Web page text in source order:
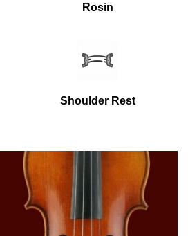
Rosin
Shoulder Rest